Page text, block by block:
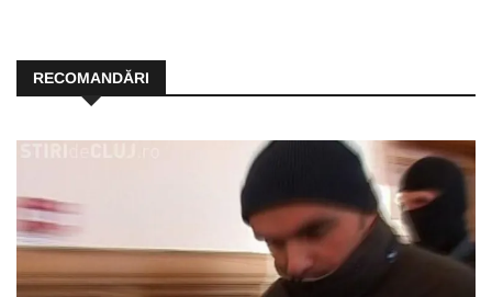
RECOMANDĂRI